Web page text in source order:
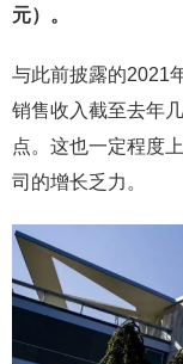
元）。
与此前披露的2021
销售收入截至去年
点。这也一定程度
司的增长乏力。